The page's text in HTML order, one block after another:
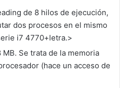
de 8 hilos de ejecución,
dos procesos en el mismo
i7 4770+letra.>
Se trata de la memoria
(hace un acceso de